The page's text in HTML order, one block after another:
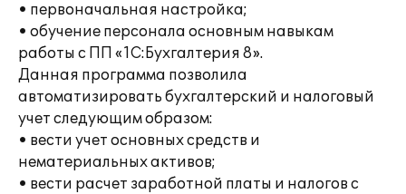
• первоначальная настройка;
• обучение персонала основным навыкам
работы с ПП «1С:Бухгалтерия 8».
Данная программа позволила
автоматизировать бухгалтерский и налоговый
учет следующим образом:
• вести учет основных средств и
нематериальных активов;
• вести расчет заработной платы и налогов с